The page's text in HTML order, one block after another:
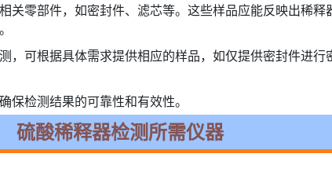
关零部件，如密封件、滤芯等。这些样品应能反映出稀
，可根据具体需求提供相应的样品，如仅提供密封件进
保检测结果的可靠性和有效性。
硫酸稀释器检测所需仪器